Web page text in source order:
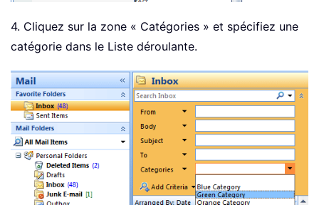
4. Cliquez sur la zone « Catégories » et spécifiez une
catégorie dans le Liste déroulante.